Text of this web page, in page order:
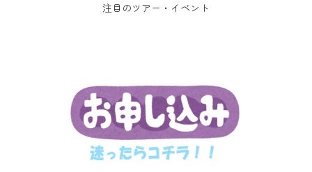
注目のツアー・イベント